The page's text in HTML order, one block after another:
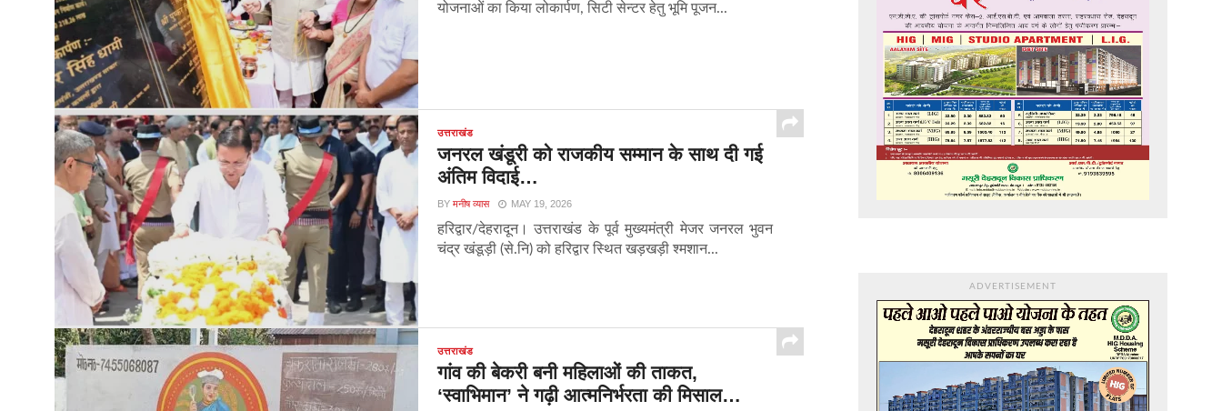
योजनाओं का किया लोकार्पण, सिटी सेन्टर हेतु भूमि पूजन...
उत्तराखंड
जनरल खंडूरी को राजकीय सम्मान के साथ दी गई
अंतिम विदाई…
BYमनीष व्यास MAY 19, 2026
हरिद्वार/देहरादून। उत्तराखंड के पूर्व मुख्यमंत्री मेजर जनरल भुवन
चंद्र खंडूड़ी (से.नि) को हरिद्वार स्थित खड़खड़ी श्मशान...
उत्तराखंड
गांव की बेकरी बनी महिलाओं की ताकत,
‘स्वाभिमान’ ने गढ़ी आत्मनिर्भरता की मिसाल…
ADVERTISEMENT